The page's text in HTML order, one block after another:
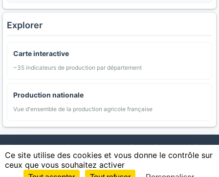
Explorer
Carte interactive
~35 indicateurs de production par département
Production nationale
Vue d'ensemble de la production agricole française
AgriMap — Données agricoles ouvertes | Carte | Communes |
Appellations | Regions | Cultures | Zones protégées | Forets |
Littoral | Espaces naturels | Statistiques
| Confidentialite | CGU | CGV Cookies
Ce site utilise des cookies et vous donne le contrôle sur
ceux que vous souhaitez activer